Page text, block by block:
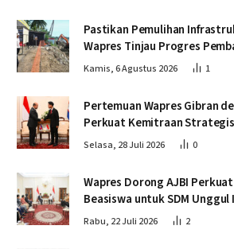
Pastikan Pemulihan
Wapres Tinjau Progres
Krueng Tingkeum Bireuen
Kamis, 6 Agustus 2026 1
Pertemuan Wapres Gibran
Perkuat Kemitraan
Kamboja
Selasa, 28 Juli 2026 0
Wapres Dorong AJBI
Beasiswa untuk SDM
Rabu, 22 Juli 2026 2